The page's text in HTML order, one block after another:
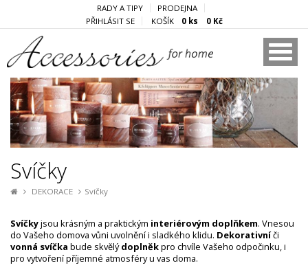
RADY A TIPY
PRODEJNA
PŘIHLÁSIT SE
KOŠÍK 0 ks 0 Kč
Svíčky
DEKORACE Svíčky
Svíčkyjsou krásným a praktickým interiérovým doplňkem. Vnesou
do Vašeho domova vůni uvolnění i sladkého klidu. Dekorativníči
vonná svíčka bude skvělýdoplněkpro chvíle Vašeho odpočinku, i
pro vytvoření příjemné atmosféry u vas doma.